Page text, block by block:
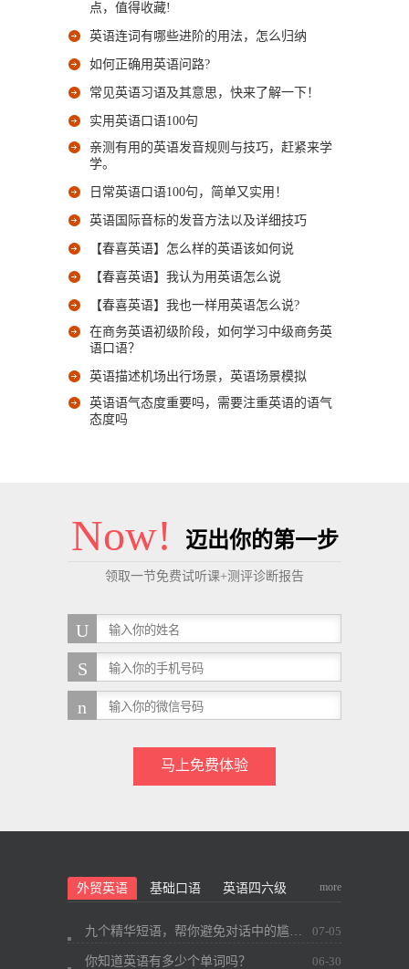
点，值得收藏!
英语连词有哪些进阶的用法，怎么归纳
如何正确用英语问路?
常见英语习语及其意思，快来了解一下！
实用英语口语100句
亲测有用的英语发音规则与技巧，赶紧来学
学。
日常英语口语100句，简单又实用！
英语国际音标的发音方法以及详细技巧
【春喜英语】怎么样的英语该如何说
【春喜英语】我认为用英语怎么说
【春喜英语】我也一样用英语怎么说?
在商务英语初级阶段，如何学习中级商务英
语口语？
英语描述机场出行场景，英语场景模拟
英语语气态度重要吗，需要注重英语的语气
态度吗
Now! 迈出你的第一步
领取一节免费试听课+测评诊断报告
马上免费体验
外贸英语 基础口语 英语四六级 more
07-05
你知道英语有多少个单词吗？ 06-30